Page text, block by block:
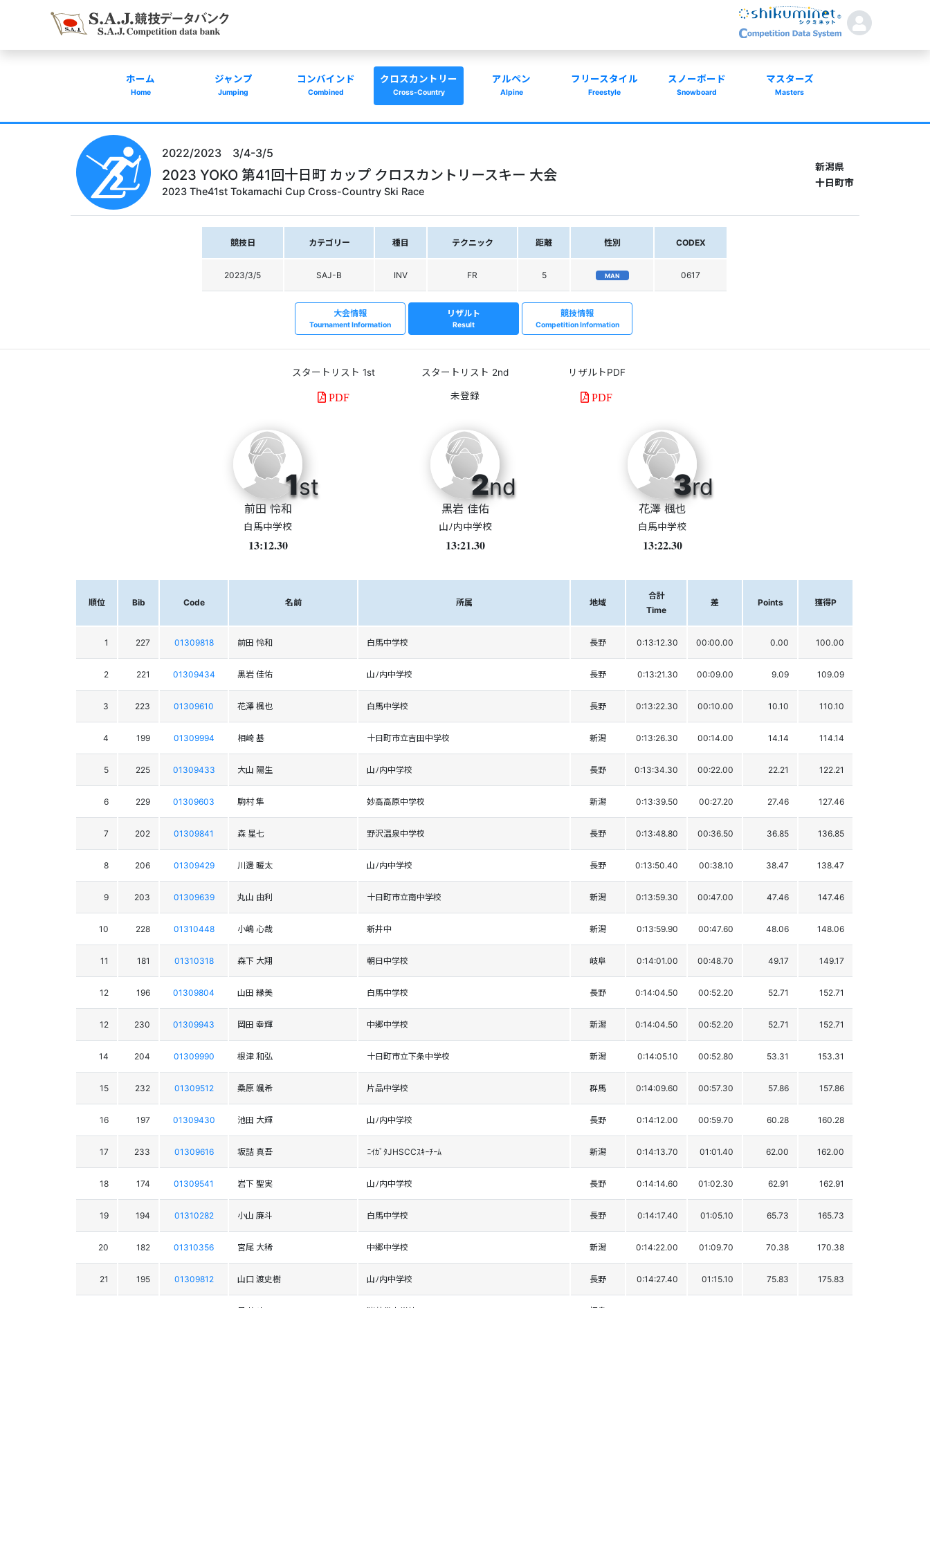
ホーム
Home
ジャンプ
Jumping
コンバインド
Combined
クロスカントリー
Cross-Country
アルペン
Alpine
フリースタイル
Freestyle
スノーボード
Snowboard
マスターズ
Masters
2022/2023 3/4-3/5
2023 YOKO 第41回十日町 カップ クロスカントリースキー 大会
2023 The41st Tokamachi Cup Cross-Country Ski Race
新潟県
十日町市
競技日 カテゴリー 種目 テクニック 距離 性別 CODEX
2023/3/5 SAJ-B INV FR 5 MAN 0617
大会情報
Tournament Information
リザルト
Result
競技情報
Competition Information
スタートリスト 1st
PDF
スタートリスト 2nd リザルトPDF
PDF
1st
前田 怜和
白馬中学校
13:12.30
2nd
黒岩 佳佑
山ﾉ内中学校
13:21.30
3rd
花澤 楓也
白馬中学校
13:22.30
順位 Bib Code 名前 所属 地域
合計
Time
差 Points 獲得P
1 227 01309818 前田 怜和 白馬中学校 長野 0:13:12.30 00:00.00 0.00 100.00
2 221 01309434 黒岩 佳佑 山ﾉ内中学校 長野 0:13:21.30 00:09.00 9.09 109.09
3 223 01309610 花澤 楓也 白馬中学校 長野 0:13:22.30 00:10.00 10.10 110.10
4 199 01309994 相崎 基 十日町市立吉田中学校 新潟 0:13:26.30 00:14.00 14.14 114.14
5 225 01309433 大山 陽生 山ﾉ内中学校 長野 0:13:34.30 00:22.00 22.21 122.21
6 229 01309603 駒村 隼 妙高高原中学校 新潟 0:13:39.50 00:27.20 27.46 127.46
7 202 01309841 森 星七 野沢温泉中学校 長野 0:13:48.80 00:36.50 36.85 136.85
8 206 01309429 川邊 暖太 山ﾉ内中学校 長野 0:13:50.40 00:38.10 38.47 138.47
9 203 01309639 丸山 由利 十日町市立南中学校 新潟 0:13:59.30 00:47.00 47.46 147.46
10 228 01310448 小嶋 心哉 新井中 新潟 0:13:59.90 00:47.60 48.06 148.06
11 181 01310318 森下 大翔 朝日中学校 岐阜 0:14:01.00 00:48.70 49.17 149.17
12 196 01309804 山田 縁美 白馬中学校 長野 0:14:04.50 00:52.20 52.71 152.71
12 230 01309943 岡田 幸輝 中郷中学校 新潟 0:14:04.50 00:52.20 52.71 152.71
14 204 01309990 根津 和弘 十日町市立下条中学校 新潟 0:14:05.10 00:52.80 53.31 153.31
15 232 01309512 桑原 颯希 片品中学校 群馬 0:14:09.60 00:57.30 57.86 157.86
16 197 01309430 池田 大輝 山ﾉ内中学校 長野 0:14:12.00 00:59.70 60.28 160.28
17 233 01309616 坂詰 真吾 ﾆｲｶﾞﾀJHSCCｽｷｰﾁｰﾑ 新潟 0:14:13.70 01:01.40 62.00 162.00
18 174 01309541 岩下 聖実 山ﾉ内中学校 長野 0:14:14.60 01:02.30 62.91 162.91
19 194 01310282 小山 廉斗 白馬中学校 長野 0:14:17.40 01:05.10 65.73 165.73
20 182 01310356 宮尾 大稀 中郷中学校 新潟 0:14:22.00 01:09.70 70.38 170.38
21 195 01309812 山口 渡史樹 山ﾉ内中学校 長野 0:14:27.40 01:15.10 75.83 175.83
星 柊斗 猪苗代中学校 福島